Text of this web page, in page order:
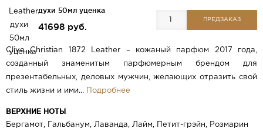
духи 50мл уценка
41698 руб.
ПРЕДЗАКАЗ
Clive Christian 1872 Leather – кожаный парфюм 2017 года,
созданный знаменитым парфюмерным брендом для
презентабельных, деловых мужчин, желающих отразить свой
стиль жизни и ими... Подробнее
ВЕРХНИЕ НОТЫ
Бергамот, Гальбанум, Лаванда, Лайм, Петит-грэйн, Розмарин